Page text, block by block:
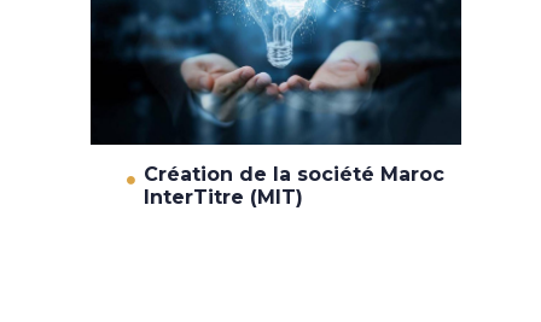
Création de la société Maroc
InterTitre (MIT)